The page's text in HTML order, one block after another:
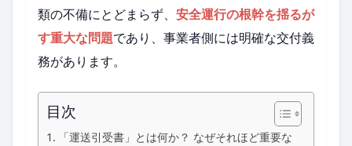
類の不備にとどまらず、 安全運行の根幹を揺るが
す重大な問題であり、事業者側には明確な交付義
務があります。
目次
「運送引受書」とは何か？ なぜそれほど重要な